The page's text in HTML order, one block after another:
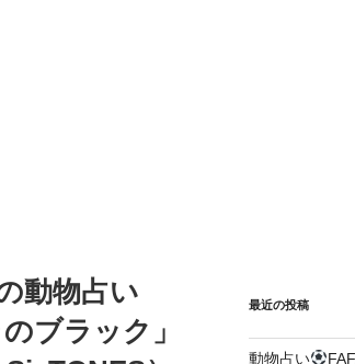
動物占い
ブラック」
最近の投稿
動物占い